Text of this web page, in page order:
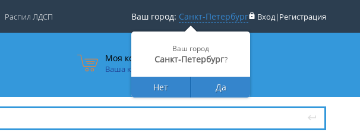
Ваш город: Санкт-Петербург
Ваш город
Санкт-Петербург?
Нет Да
Вход| Регистрация
Распил ЛДСП
Моя корзина
Ваша корзина пуста